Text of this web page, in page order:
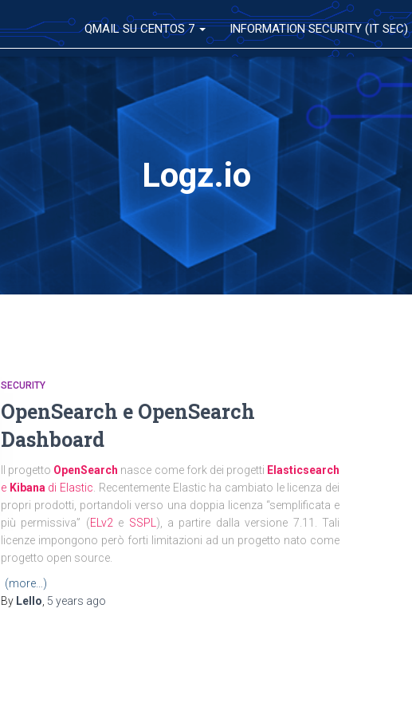
QMAIL SU CENTOS 7 INFORMATION SECURITY (IT SEC)
Logz.io
SECURITY
OpenSearch e OpenSearch
Dashboard
Il progetto OpenSearch nasce come fork dei progetti Elasticsearch
e Kibana di Elastic . Recentemente Elastic ha cambiato le licenza dei
propri prodotti, portandoli verso una doppia licenza “semplificata e
più permissiva” (ELv2 e SSPL ), a partire dalla versione 7.11. Tali
licenze impongono però forti limitazioni ad un progetto nato come
progetto open source.
(more…)
By Lello 5 years ago